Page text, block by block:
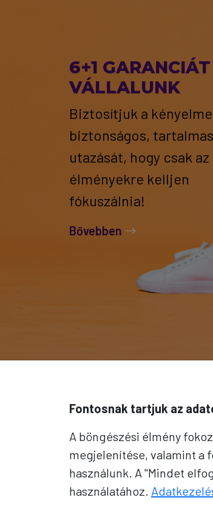
6+1 GARANCIÁT
VÁLLALUNK
Biztosítjuk a
biztonságos, tartalmas
utazását, hogy csak az
élményekre kelljen
fókuszálnia!
Bővebben
Fontosnak tartjuk az
A böngészési élmény
megjelenítése, valamint a
használunk. A "Mindet
használatához.